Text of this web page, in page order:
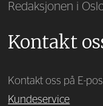
Redaksjonen i
Kontakt
Kontakt oss på E-
Kundeservice